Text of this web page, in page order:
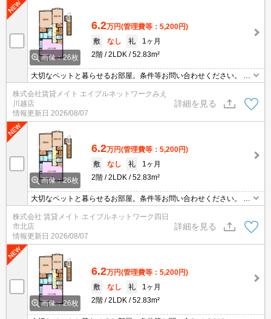
画像：26枚
6.2万円(管理費等：5,200円)
敷
なし 礼
1ヶ月
2階
2LDK 52.83m²
大切なペットと暮らせるお部屋。条件等お問い合わせください。 ネ
ット無料物件は節約効果が期待できます！データ通信量を気にせず
無料でネットが利用できます。PCはもちろんスマートフォンやオン
ラインで利用できるゲームなどさまざまな用途で楽しめます♪
株式会社賃貸メイト エイブルネットワークみえ
川越店
情報更新日 2026/08/07
詳細を見る
画像：26枚
6.2万円(管理費等：5,200円)
敷
なし 礼
1ヶ月
2階
2LDK 52.83m²
大切なペットと暮らせるお部屋。条件等お問い合わせください。 ネ
ット無料物件は節約効果が期待できます！データ通信量を気にせず
無料でネットが利用できます。PCはもちろんスマートフォンやオン
ラインで利用できるゲームなどさまざまな用途で楽しめます♪
株式会社 賃貸メイト エイブルネットワーク四日
市北店
情報更新日 2026/08/07
詳細を見る
画像：26枚
6.2万円(管理費等：5,200円)
敷
なし 礼
1ヶ月
2階
2LDK 52.83m²